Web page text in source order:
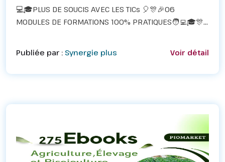
💻🎓PLUS DE SOUCIS AVEC LES TICs 🎈🎊🎉06
MODULES DE FORMATIONS 100% PRATIQUES🧑‍💻🎓🎊
numériques et digitaux vous est garantit à HC-TIC.👉🏻
En 04 semain...
Publiée par : Synergie plus Voir détail